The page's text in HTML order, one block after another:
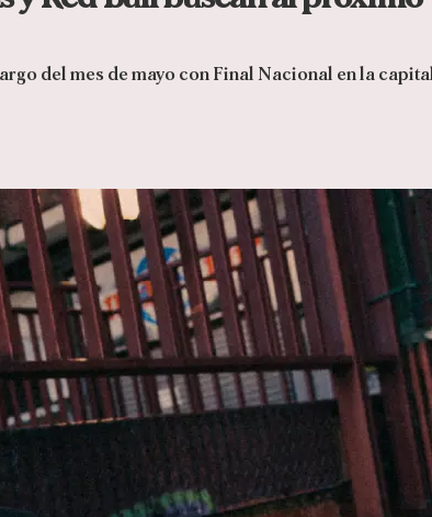
del mes de mayo con Final Nacional en la capital